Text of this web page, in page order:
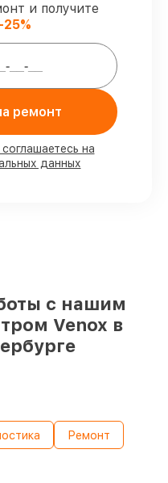
в наличии в
поступают
и получите
ремонт
на
данных
с нашим
Venox в
Ремонт